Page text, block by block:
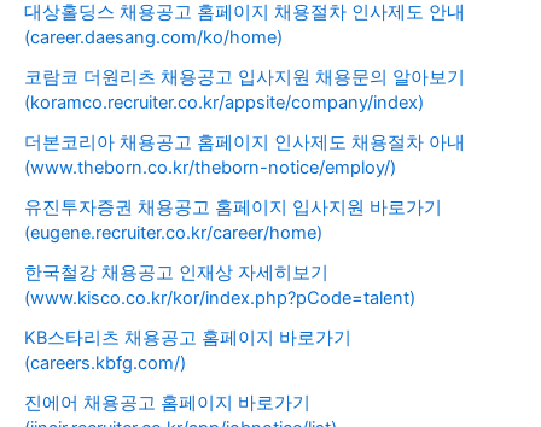
대상홀딩스 채용공고 홈페이지 채용절차 인사제도 안내
(career.daesang.com/ko/home)
코람코 더원리츠 채용공고 입사지원 채용문의 알아보기
(koramco.recruiter.co.kr/appsite/company/index)
더본코리아 채용공고 홈페이지 인사제도 채용절차 아내
(www.theborn.co.kr/theborn-notice/employ/)
유진투자증권 채용공고 홈페이지 입사지원 바로가기
(eugene.recruiter.co.kr/career/home)
한국철강 채용공고 인재상 자세히보기
(www.kisco.co.kr/kor/index.php?pCode=talent)
KB스타리츠 채용공고 홈페이지 바로가기
(careers.kbfg.com/)
진에어 채용공고 홈페이지 바로가기